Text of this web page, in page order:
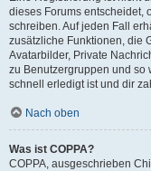
dieses Forums entscheidet,
schreiben. Auf jeden Fall
zusätzliche Funktionen, die
Avatarbilder, Private
zu Benutzergruppen und so
schnell erledigt ist und dir
Nach oben
Was ist COPPA?
COPPA, ausgeschrieben